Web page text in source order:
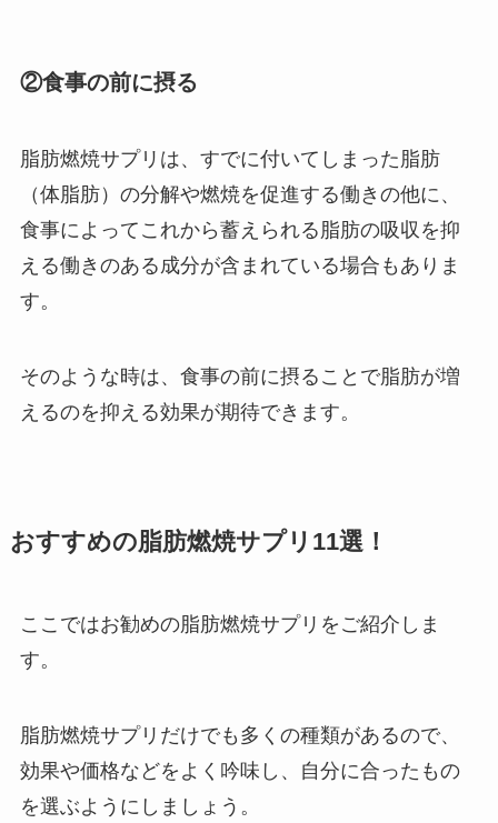
②食事の前に摂る
脂肪燃焼サプリは、すでに付いてしまった脂肪
（体脂肪）の分解や燃焼を促進する働きの他に、
食事によってこれから蓄えられる脂肪の吸収を抑
える働きのある成分が含まれている場合もありま
す。
そのような時は、食事の前に摂ることで脂肪が増
えるのを抑える効果が期待できます。
おすすめの脂肪燃焼サプリ11選！
ここではお勧めの脂肪燃焼サプリをご紹介しま
す。
脂肪燃焼サプリだけでも多くの種類があるので、
効果や価格などをよく吟味し、自分に合ったもの
を選ぶようにしましょう。